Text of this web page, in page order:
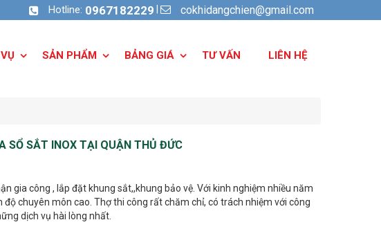
Hotline: 0967182229 cokhidangchien@gmail.com
SẢN PHẨM BẢNG GIÁ TƯ VẤN LIÊN HỆ
SỔ SẮT INOX TẠI QUẬN THỦ ĐỨC
gia công , lắp đặt khung sắt,,khung bảo vệ. Với kinh nghiệm nhiều năm
chuyên môn cao. Thợ thi công rất chăm chỉ, có trách nhiệm với công
dịch vụ hài lòng nhất.